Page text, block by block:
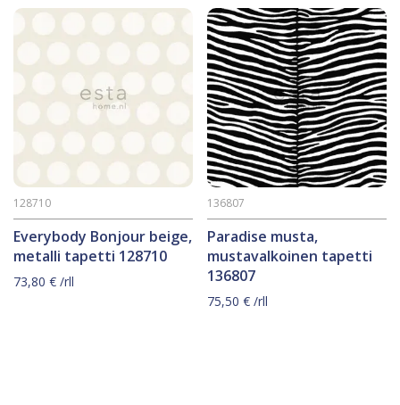
Everybody Bonjour beige,
metalli tapetti 128710
128710
73,80 € /rll
Paradise musta,
mustavalkoinen tapetti
136807
136807
75,50€ /rll